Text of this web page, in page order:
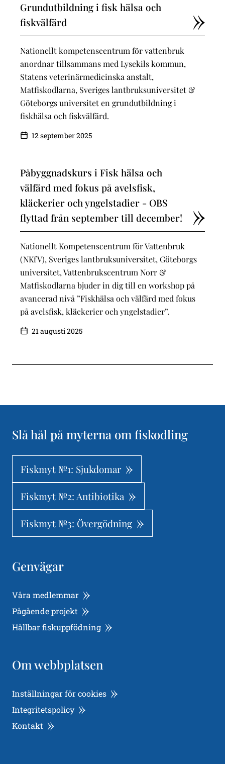
Grundutbildning i fisk hälsa och
fiskvälfärd
Nationellt kompetenscentrum för vattenbruk
anordnar tillsammans med Lysekils kommun,
Statens veterinärmedicinska anstalt,
Matfiskodlarna, Sveriges lantbruksuniversitet &
Göteborgs universitet en grundutbildning i
fiskhälsa och fiskvälfärd.
12 september 2025
Påbyggnadskurs i Fisk hälsa och
välfärd med fokus på avelsfisk,
kläckerier och yngelstadier - OBS
flyttad från september till december!
Nationellt Kompetenscentrum för Vattenbruk
(NKfV), Sveriges lantbruksuniversitet, Göteborgs
universitet, Vattenbrukscentrum Norr &
Matfiskodlarna bjuder in dig till en workshop på
avancerad nivå ”Fiskhälsa och välfärd med fokus
på avelsfisk, kläckerier och yngelstadier”.
21 augusti 2025
Slå hål på myterna om fiskodling
Fiskmyt №1: Sjukdomar
Fiskmyt №2: Antibiotika
Fiskmyt №3: Övergödning
Genvägar
Våra medlemmar
Pågående projekt
Hållbar fiskuppfödning
Om webbplatsen
Inställningar för cookies
Integritetspolicy
Kontakt